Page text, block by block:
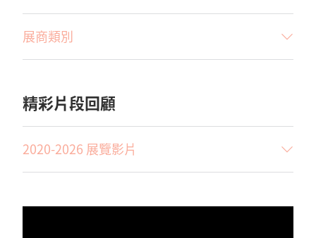
展商類別
精彩片段回顧
2020-2026 展覽影片